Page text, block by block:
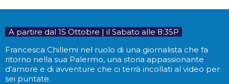
A partire dal 15 Ottobre | il Sabato alle 8:35P
Francesca Chillemi nel ruolo di una giornalista che fa
ritorno nella sua Palermo, una storia appassionante
d’amore e di avventure che ci terrà incollati al video per
sei puntate.